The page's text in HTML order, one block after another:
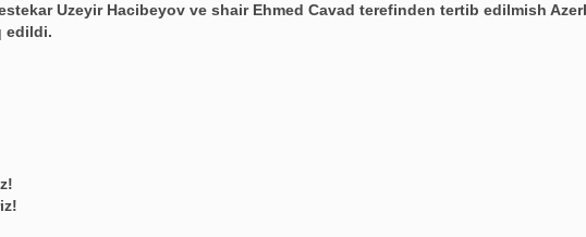
Uzeyir Hacibeyov ve shair Ehmed Cavad terefinden tertib edilmish
edildi.